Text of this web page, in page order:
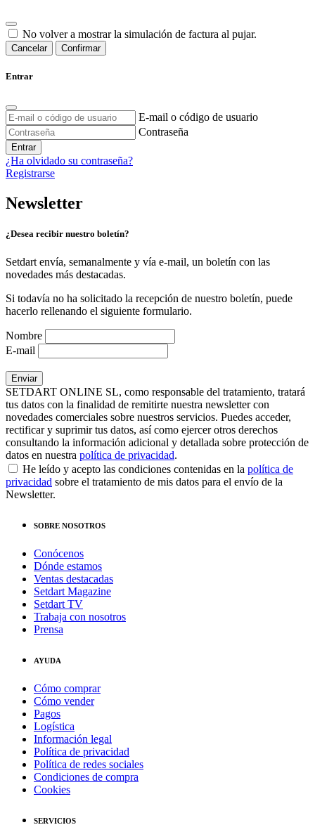
No volver a mostrar la simulación de factura al pujar.
Cancelar Confirmar
Entrar
E-mail o código de usuario
Contraseña
Entrar
¿Ha olvidado su contraseña?
Registrarse
Newsletter
¿Desea recibir nuestro boletín?
Setdart envía, semanalmente y vía e-mail, un boletín con las
novedades más destacadas.
Si todavía no ha solicitado la recepción de nuestro boletín, puede
hacerlo rellenando el siguiente formulario.
Nombre
E-mail
SETDART ONLINE SL, como responsable del tratamiento, tratará
tus datos con la finalidad de remitirte nuestra newsletter con
novedades comerciales sobre nuestros servicios. Puedes acceder,
rectificar y suprimir tus datos, así como ejercer otros derechos
consultando la información adicional y detallada sobre protección de
datos en nuestra política de privacidad.
He leído y acepto las condiciones contenidas en la política de
privacidad sobre el tratamiento de mis datos para el envío de la
Newsletter.
SOBRE NOSOTROS
Conócenos
Dónde estamos
Ventas destacadas
Setdart Magazine
Setdart TV
Trabaja con nosotros
Prensa
AYUDA
Cómo comprar
Cómo vender
Pagos
Logística
Información legal
Política de privacidad
Política de redes sociales
Condiciones de compra
Cookies
SERVICIOS